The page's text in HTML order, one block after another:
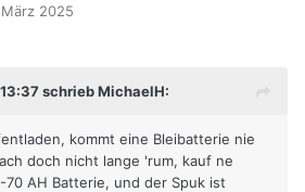
2025
schrieb MichaelH:
kommt eine Bleibatterie nie
doch nicht lange 'rum, kauf ne
AH Batterie, und der Spuk ist